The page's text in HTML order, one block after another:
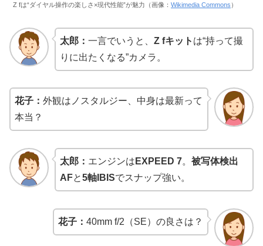
Z fは“ダイヤル操作の楽しさ×現代性能”が魅力（画像： Wikimedia Commons ）
太郎： 一言でいうと、 Z fキット は“持って撮
りに出たくなる”カメラ。
花子： 外観はノスタルジー、中身は最新って
本当？
太郎： エンジンは EXPEED 7。 被写体検出
AFと5軸IBISでスナップ強い。
花子：40mm f/2（SE）の良さは？